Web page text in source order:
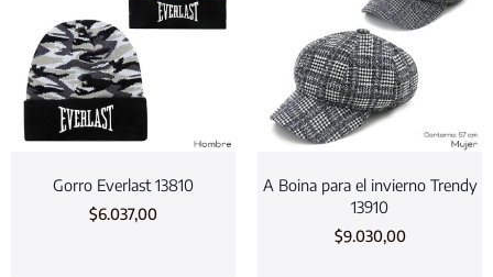
Gorro Everlast 13810
$6.037,00
A Boina para el invierno Trendy
13910
$9.030,00